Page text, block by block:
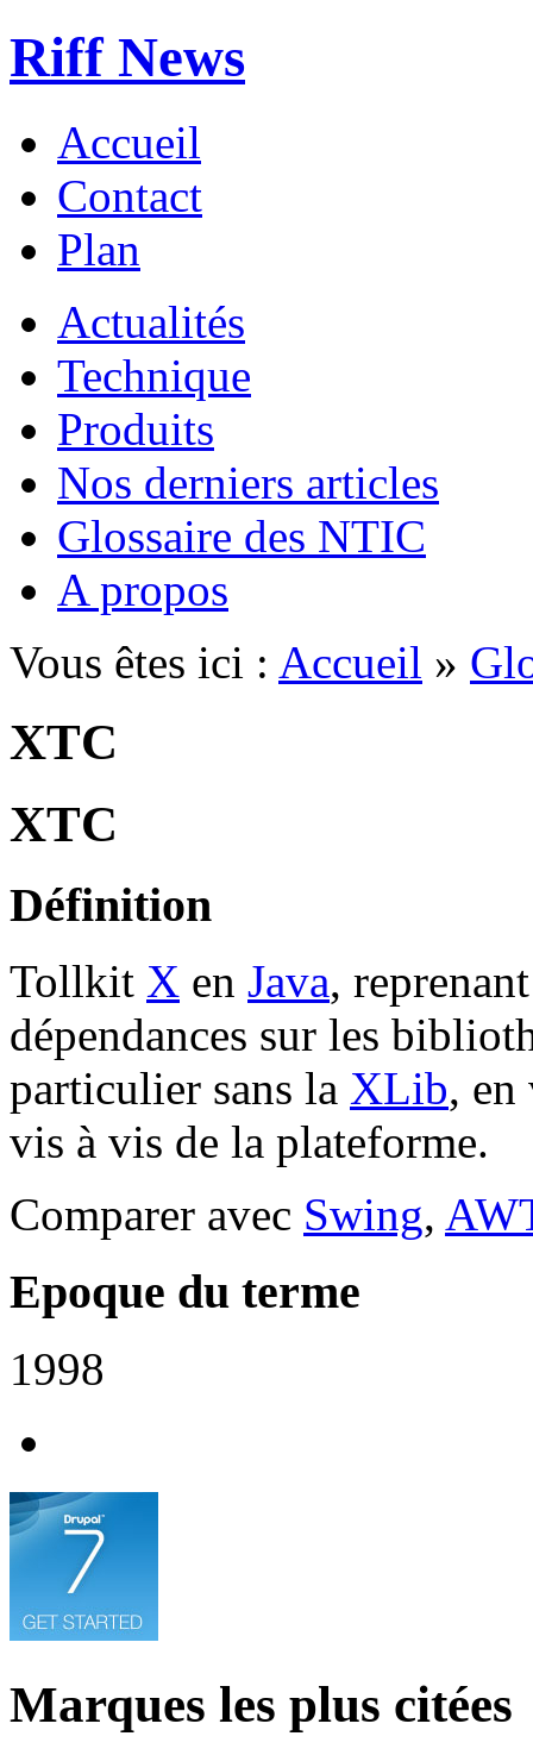
Riff News
Accueil
Contact
Plan
Actualités
Technique
Produits
Nos derniers articles
Glossaire des NTIC
A propos
Vous êtes ici : Accueil »
XTC
XTC
Définition
Tollkit X en Java,
dépendances sur les
particulier sans la XLib, en
vis à vis de la plateforme.
Comparer avec Swing,
Epoque du terme
1998
Marques les plus citées